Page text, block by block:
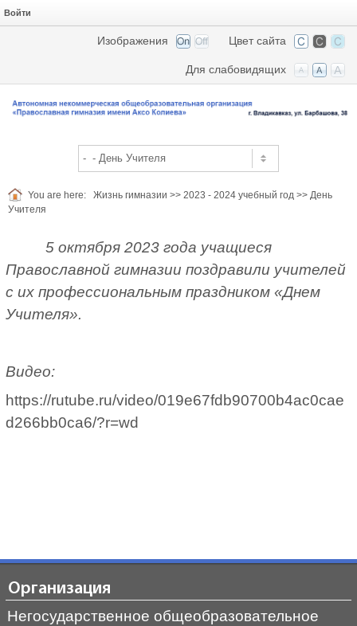
Войти
Цвет сайта
Изображения
Для слабовидящих
You are here: Жизнь гимназии >> 2023 - 2024 учебный год >> День
Учителя
5 октября 2023 года учащиеся
Православной гимназии поздравили учителей
с их профессиональным праздником «Днем
Учителя».
Видео:
https://rutube.ru/video/019e67fdb90700b4ac0cae
d266bb0ca6/?r=wd
Организация
Негосударственное общеобразовательное